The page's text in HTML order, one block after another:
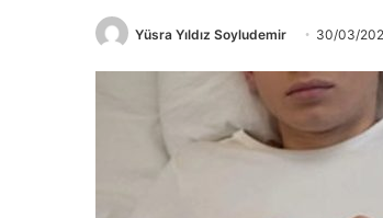
Yüsra Yıldız Soyludemir 30/03/